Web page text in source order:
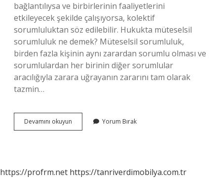
bağlantılıysa ve birbirlerinin faaliyetlerini
etkileyecek şekilde çalışıyorsa, kolektif
sorumluluktan söz edilebilir. Hukukta müteselsil
sorumluluk ne demek? Müteselsil sorumluluk,
birden fazla kişinin aynı zarardan sorumlu olması ve
sorumlulardan her birinin diğer sorumlular
aracılığıyla zarara uğrayanın zararını tam olarak
tazmin…
Devamını okuyun Müteselsil
Temsil
Yorum Bırak
https://profrm.net https://tanriverdimobilya.com.tr